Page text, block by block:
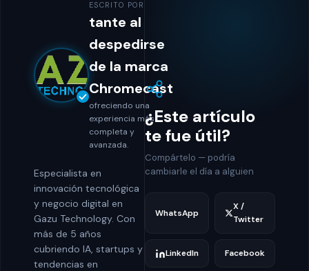
ESCRITO POR
tante al
despedirse
de la marca
Chromecast
ofreciendo una
experiencia más
completa y
avanzada.
Especialista en
innovación tecnológica
y negocio digital en
Gazu Technology. Con
más de 5 años
cubriendo IA, startups y
tendencias en
¿Este artículo
te fue útil?
Compártelo — podría
cambiarle el día a alguien
WhatsApp
X /
Twitter
LinkedIn Facebook